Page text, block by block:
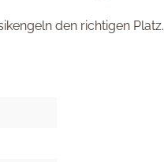
den richtigen Platz.